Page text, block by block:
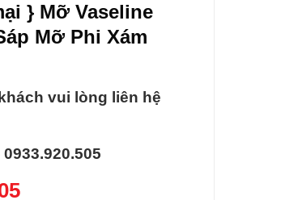
} Mỡ Vaseline
Mỡ Phi Xám
vui lòng liên hệ